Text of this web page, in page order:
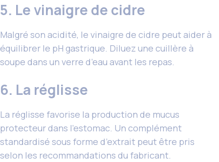
5. Le vinaigre de cidre
Malgré son acidité, le vinaigre de cidre peut aider à
équilibrer le pH gastrique. Diluez une cuillère à
soupe dans un verre d’eau avant les repas.
6. La réglisse
La réglisse favorise la production de mucus
protecteur dans l’estomac. Un complément
standardisé sous forme d’extrait peut être pris
selon les recommandations du fabricant.